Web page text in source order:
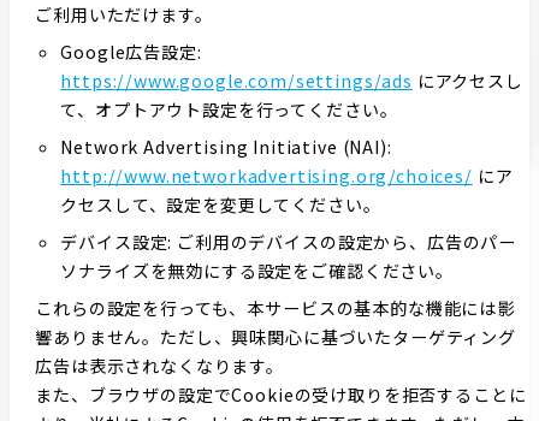
ご利用いただけます。
Google広告設定:
https://www.google.com/settings/ads にアクセスし
て、オプトアウト設定を行ってください。
Network Advertising Initiative (NAI):
http://www.networkadvertising.org/choices/ にア
クセスして、設定を変更してください。
デバイス設定: ご利用のデバイスの設定から、広告のパー
ソナライズを無効にする設定をご確認ください。
これらの設定を行っても、本サービスの基本的な機能には影
響ありません。ただし、興味関心に基づいたターゲティング
広告は表示されなくなります。
また、ブラウザの設定でCookieの受け取りを拒否することに